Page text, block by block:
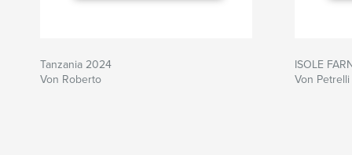
Tanzania 2024
Von Roberto
ISOLE
Von